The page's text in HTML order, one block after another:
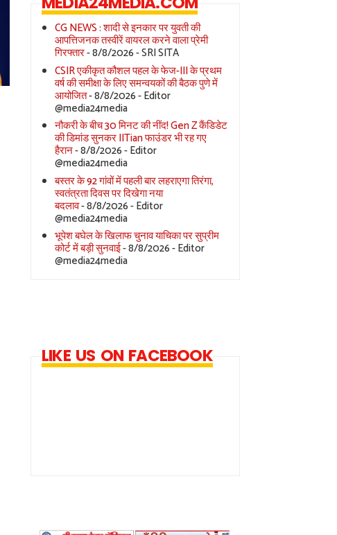
CG NEWS : शादी से इनकार पर युवती की
आपत्तिजनक तस्वीरें वायरल करने वाला प्रेमी
गिरफ्तार- 8/8/2026- SRI SITA
CSIR एकीकृत कौशल पहल के फेज-III के प्रथम
वर्ष की समीक्षा के लिए समन्वयकों की बैठक पुणे में
आयोजित- 8/8/2026- Editor
@media24media
नौकरी के बीच 30 मिनट की नींद! Gen Z कैंडिडेट
की डिमांड सुनकर IITian फाउंडर भी रह गए
हैरान- 8/8/2026- Editor
@media24media
बस्तर के 92 गांवों में पहली बार लहराएगा तिरंगा,
स्वतंत्रता दिवस पर दिखेगा नया
बदलाव- 8/8/2026- Editor
@media24media
भूपेश बघेल के खिलाफ चुनाव याचिका पर सुप्रीम
कोर्ट में बड़ी सुनवाई- 8/8/2026- Editor
@media24media
LIKE US ON FACEBOOK